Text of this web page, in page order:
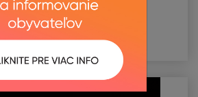
do Nyíregyházy